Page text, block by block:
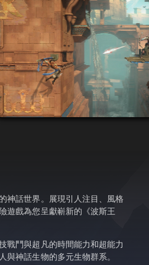
神話世界。展現引人注目、風格
遊戲為您呈獻嶄新的《波斯王
戰鬥與超凡的時間能力和超能力
與神話生物的多元生物群系。